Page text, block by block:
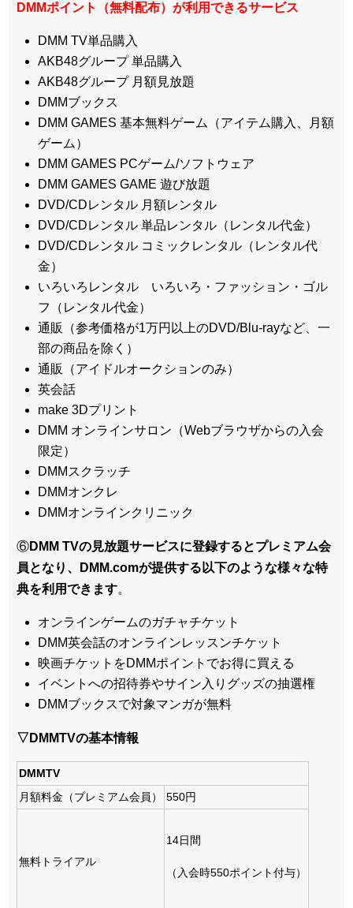
DMMポイント（無料配布）が利用できるサービス
DMM TV単品購入
AKB48グループ 単品購入
AKB48グループ 月額見放題
DMMブックス
DMM GAMES 基本無料ゲーム（アイテム購入、月額
ゲーム）
DMM GAMES PCゲーム/ソフトウェア
DMM GAMES GAME 遊び放題
DVD/CDレンタル 月額レンタル
DVD/CDレンタル 単品レンタル（レンタル代金）
DVD/CDレンタル コミックレンタル（レンタル代
金）
いろいろレンタル いろいろ・ファッション・ゴル
フ（レンタル代金）
通販（参考価格が1万円以上のDVD/Blu-rayなど、一
部の商品を除く）
通販（アイドルオークションのみ）
英会話
make 3Dプリント
DMM オンラインサロン（Webブラウザからの入会
限定）
DMMスクラッチ
DMMオンクレ
DMMオンラインクリニック
⑥DMM TVの見放題サービスに登録するとプレミアム会
員となり、DMM.comが提供する以下のような様々な特
典を利用できます。
オンラインゲームのガチャチケット
DMM英会話のオンラインレッスンチケット
映画チケットをDMMポイントでお得に買える
イベントへの招待券やサイン入りグッズの抽選権
DMMブックスで対象マンガが無料
▽DMMTVの基本情報
DMMTV
月額料金（プレミアム会員）
550円
無料トライアル
14日間
（入会時550ポイント付与）